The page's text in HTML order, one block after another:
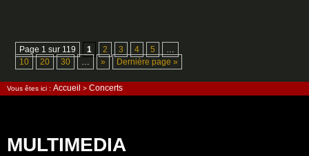
Page 1 sur 119 1 2 3 4 5
…
10
20 30 … » Dernière page »
Vous êtes ici : Accueil > Concerts
MULTIMEDIA